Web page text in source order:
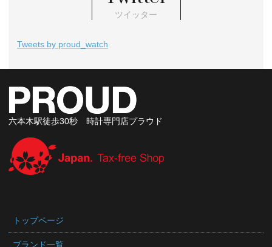
ツイッター
Tweets by proud_watch
六本木駅徒歩30秒 時計専門店プラウド
トップページ
ブランド一覧